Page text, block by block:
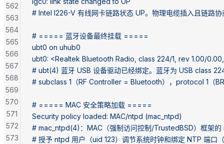
# Intel I226-V 有线网卡链路状态 UP。物理电缆插入且链路协
# ===== 蓝牙设备最终挂载 =====
ubt0 on uhub0
ubt0: <Realtek Bluetooth Radio, class 224/1, rev 1.00/
# ubt(4) 蓝牙 USB 设备驱动已经绑定。蓝牙为 USB class
# subclass 1（RF Controller = Bluetooth），protocol 1（
# ===== MAC 安全策略加载 =====
Security policy loaded: MAC/ntpd (mac_ntpd)
# mac_ntpd(4)：MAC（强制访问控制/TrustedBSD）框架
# 授予 ntpd 用户（uid 123）调节系统时钟和绑定 NTP 端口
562
563
564
565
566
567
568
569
570
571
572
573